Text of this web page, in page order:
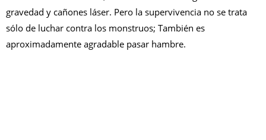
gravedad y cañones láser. Pero la supervivencia no se trata
sólo de luchar contra los monstruos; También es
aproximadamente agradable pasar hambre.